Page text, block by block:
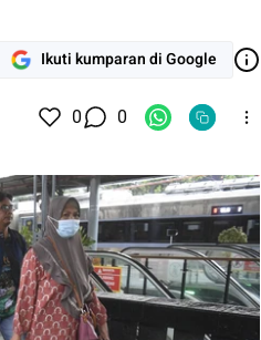
Ikuti kumparan di Google
0 0